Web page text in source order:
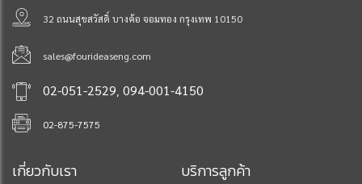
32 ถนนสุขสวัสดิ์ บางค้อ จอมทอง กรุงเทพ 10150
sales@fourideaseng.com
02-051-2529, 094-001-4150
02-875-7575
เกี่ยวกับเรา บริการลูกค้า